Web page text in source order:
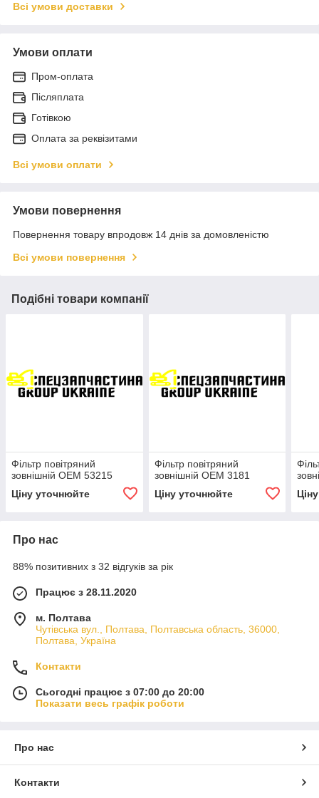
Всі умови доставки
Умови оплати
Пром-оплата
Післяплата
Готівкою
Оплата за реквізитами
Всі умови оплати
Умови повернення
Повернення товару впродовж 14 днів за домовленістю
Всі умови повернення
Подібні товари компанії
Фільтр повітряний
зовнішній OEM 53215
Ціну уточнюйте
Фільтр повітряний
зовнішній OEM 3181
Ціну уточнюйте
Про нас
88% позитивних з 32 відгуків за рік
Працює з 28.11.2020
м. Полтава
Чутівська вул., Полтава, Полтавська область, 36000,
Полтава, Україна
Контакти
Сьогодні працює з 07:00 до 20:00
Показати весь графік роботи
Про нас
Контакти